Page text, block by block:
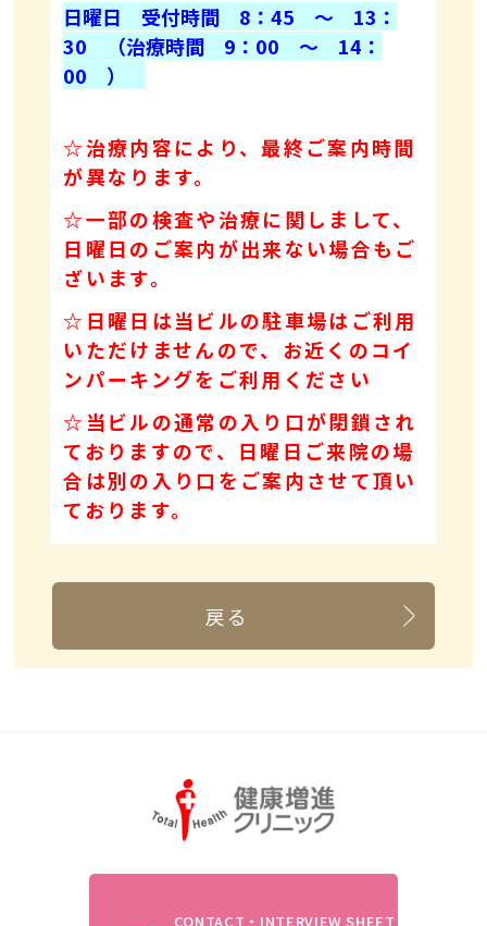
日曜日 受付時間 8：45 ～ 13：
30 （治療時間 9：00 ～ 14：
00 ）
☆治療内容により、最終ご案内時間
が異なります。
☆一部の検査や治療に関しまして、
日曜日のご案内が出来ない場合もご
ざいます。
☆日曜日は当ビルの駐車場はご利用
いただけませんので、お近くのコイ
ンパーキングをご利用ください
☆当ビルの通常の入り口が閉鎖され
ておりますので、日曜日ご来院の場
合は別の入り口をご案内させて頂い
ております。
戻る
CONTACT・INTERVIEW SHEET